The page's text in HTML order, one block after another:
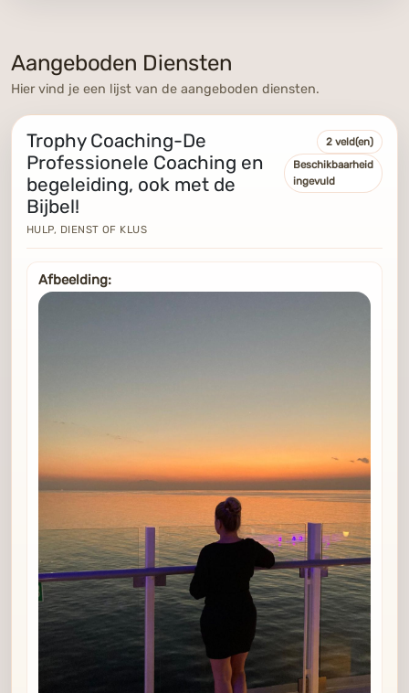
Aangeboden Diensten
Hier vind je een lijst van de aangeboden diensten.
Trophy Coaching-De
Professionele Coaching en
begeleiding, ook met de
Bijbel!
HULP, DIENST OF KLUS
2 veld(en)
Beschikbaarheid
ingevuld
Afbeelding: